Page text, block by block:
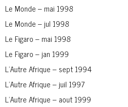
Le Monde – mai 1998
Le Monde – jul 1998
Le Figaro – mai 1998
Le Figaro – jan 1999
L’Autre Afrique – sept 1994
L’Autre Afrique – juil 1997
L’Autre Afrique – aout 1999